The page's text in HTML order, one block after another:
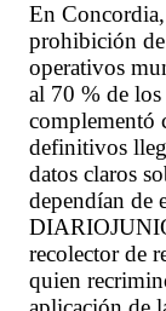
En
prohibición
operativos
al 70 % de los
complementó
definitivos
datos claros
dependían de
recolector de
quien